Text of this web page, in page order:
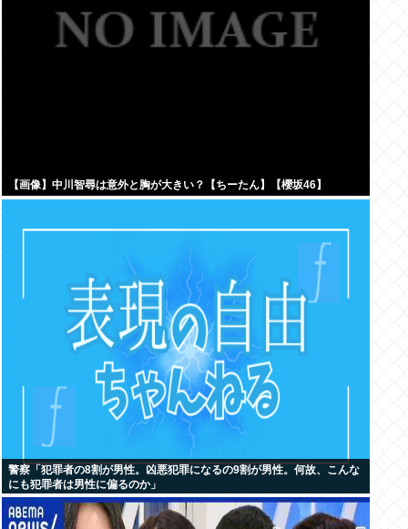
【画像】中川智尋は意外と胸が大きい？【ちーたん】【櫻坂46】
警察「犯罪者の8割が男性。凶悪犯罪になるの9割が男性。何故、こんな
にも犯罪者は男性に偏るのか」